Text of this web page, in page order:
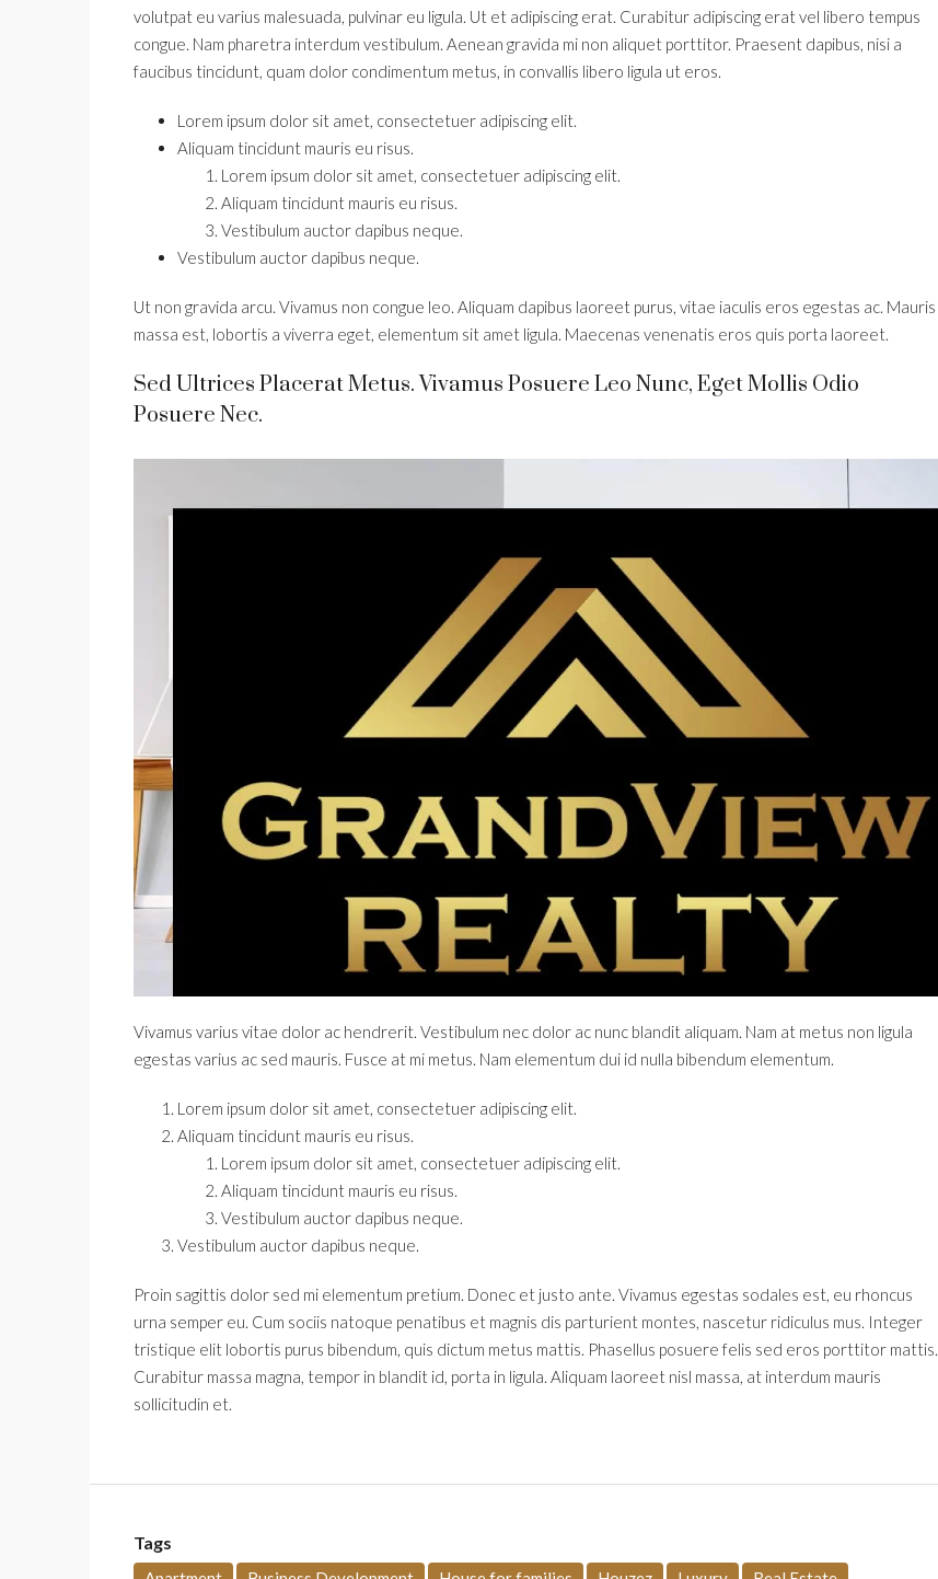
volutpat eu varius malesuada, pulvinar eu ligula. Ut et adipiscing erat. Curabitur adipiscing erat vel libero tempus
congue. Nam pharetra interdum vestibulum. Aenean gravida mi non aliquet porttitor. Praesent dapibus, nisi a
faucibus tincidunt, quam dolor condimentum metus, in convallis libero ligula ut eros.
Lorem ipsum dolor sit amet, consectetuer adipiscing elit.
Aliquam tincidunt mauris eu risus.
Lorem ipsum dolor sit amet, consectetuer adipiscing elit.
Aliquam tincidunt mauris eu risus.
Vestibulum auctor dapibus neque.
Vestibulum auctor dapibus neque.
Ut non gravida arcu. Vivamus non congue leo. Aliquam dapibus laoreet purus, vitae iaculis eros egestas ac. Mauris
massa est, lobortis a viverra eget, elementum sit amet ligula. Maecenas venenatis eros quis porta laoreet.
Sed Ultrices Placerat Metus. Vivamus Posuere Leo Nunc, Eget Mollis Odio
Posuere Nec.
Vivamus varius vitae dolor ac hendrerit. Vestibulum nec dolor ac nunc blandit aliquam. Nam at metus non ligula
egestas varius ac sed mauris. Fusce at mi metus. Nam elementum dui id nulla bibendum elementum.
Lorem ipsum dolor sit amet, consectetuer adipiscing elit.
Aliquam tincidunt mauris eu risus.
Lorem ipsum dolor sit amet, consectetuer adipiscing elit.
Aliquam tincidunt mauris eu risus.
Vestibulum auctor dapibus neque.
Vestibulum auctor dapibus neque.
Proin sagittis dolor sed mi elementum pretium. Donec et justo ante. Vivamus egestas sodales est, eu rhoncus
urna semper eu. Cum sociis natoque penatibus et magnis dis parturient montes, nascetur ridiculus mus. Integer
tristique elit lobortis purus bibendum, quis dictum metus mattis. Phasellus posuere felis sed eros porttitor mattis.
Curabitur massa magna, tempor in blandit id, porta in ligula. Aliquam laoreet nisl massa, at interdum mauris
sollicitudin et.
Tags